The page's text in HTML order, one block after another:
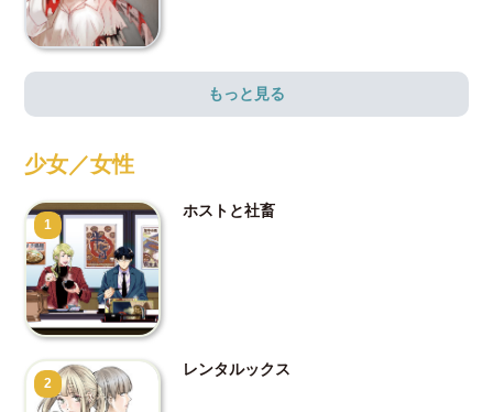
もっと見る
少女／女性
1
ホストと社畜
2
レンタルックス